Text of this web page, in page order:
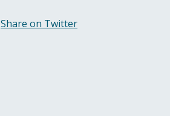
Share on Twitter